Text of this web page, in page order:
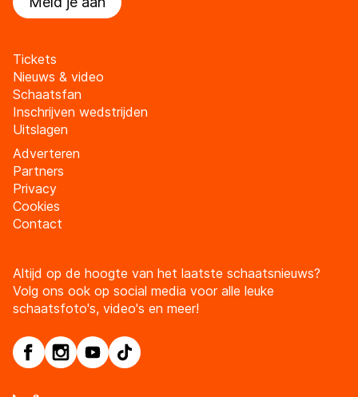
Tickets
Nieuws & video
Schaatsfan
Inschrijven wedstrijden
Uitslagen
Adverteren
Partners
Privacy
Cookies
Contact
Altijd op de hoogte van het laatste schaatsnieuws?
Volg ons ook op social media voor alle leuke
schaatsfoto's, video's en meer!